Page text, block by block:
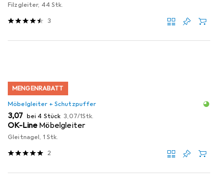
Filzgleiter, 44 Stk.
3
MENGENRABATT
Möbelgleiter + Schutzpuffer
EUR
3,07 bei 4 Stück EUR
3,07/1Stk.
OK-Line Möbelgleiter
Gleitnagel, 1 Stk.
2